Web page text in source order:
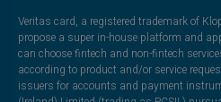
Veritas card, a registered trademark of
propose a super in-house platform and
can choose fintech and non-fintech
according to product and/or service
issuers for accounts and payment